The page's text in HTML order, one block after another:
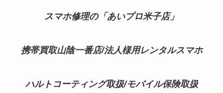
スマホ修理の「あいプロ米子店」
携帯買取山陰一番店/法人様用レンタルスマホ
ハルトコーティング取扱/モバイル保険取扱